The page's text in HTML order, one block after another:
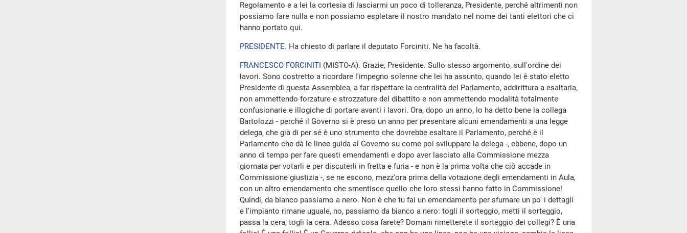
Regolamento e a lei la cortesia di lasciarmi un poco di tolleranza, Presidente, perché altrimenti non
possiamo fare nulla e non possiamo espletare il nostro mandato nel nome dei tanti elettori che ci
hanno portato qui.
PRESIDENTE. Ha chiesto di parlare il deputato Forciniti. Ne ha facoltà.
FRANCESCO FORCINITI (MISTO-A). Grazie, Presidente. Sullo stesso argomento, sull'ordine dei
lavori. Sono costretto a ricordare l'impegno solenne che lei ha assunto, quando lei è stato eletto
Presidente di questa Assemblea, a far rispettare la centralità del Parlamento, addirittura a esaltarla,
non ammettendo forzature e strozzature del dibattito e non ammettendo modalità totalmente
confusionarie e illogiche di portare avanti i lavori. Ora, dopo un anno, lo ha detto bene la collega
Bartolozzi - perché il Governo si è preso un anno per presentare alcuni emendamenti a una legge
delega, che già di per sé è uno strumento che dovrebbe esaltare il Parlamento, perché è il
Parlamento che dà le linee guida al Governo su come poi sviluppare la delega -, ebbene, dopo un
anno di tempo per fare questi emendamenti e dopo aver lasciato alla Commissione mezza
giornata per votarli e per discuterli in fretta e furia - e non è la prima volta che ciò accade in
Commissione giustizia -, se ne escono, mezz'ora prima della votazione degli emendamenti in Aula,
con un altro emendamento che smentisce quello che loro stessi hanno fatto in Commissione!
Quindi, da bianco passiamo a nero. Non è che tu fai un emendamento per sfumare un po' i dettagli
e l'impianto rimane uguale, no, passiamo da bianco a nero: togli il sorteggio, metti il sorteggio,
passa la cera, togli la cera. Adesso cosa farete? Domani rimetterete il sorteggio dei collegi? È una